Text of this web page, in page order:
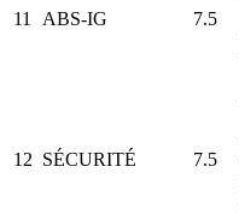
11 ABS-IG 7.5
12 SÉCURITÉ 7.5